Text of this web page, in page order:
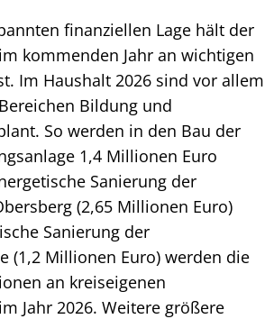
finanziellen Lage hält der
kommenden Jahr an wichtigen
Im Haushalt 2026 sind vor allem
Bildung und
So werden in den Bau der
1,4 Millionen Euro
Sanierung der
(2,65 Millionen Euro)
Sanierung der
(1,2 Millionen Euro) werden die
an kreiseigenen
Jahr 2026. Weitere größere